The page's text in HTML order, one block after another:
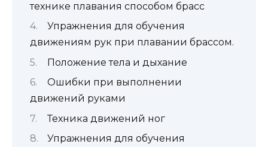
технике плавания способом брасс
Упражнения для обучения
движениям рук при плавании брассом.
Положение тела и дыхание
Ошибки при выполнении
движений руками
Техника движений ног
Упражнения для обучения